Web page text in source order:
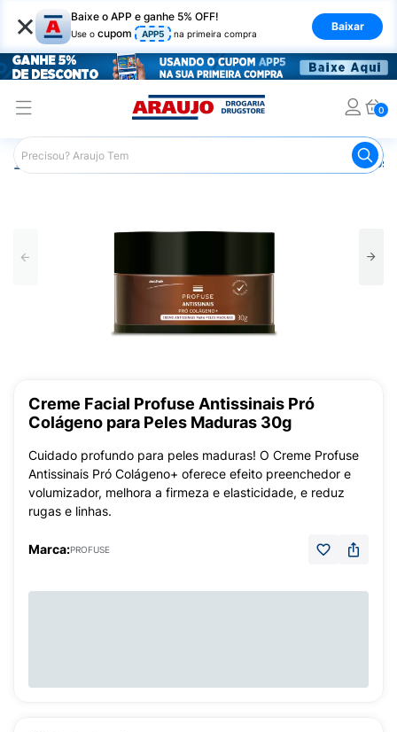
× Baixe o APP e ganhe 5% OFF!
Use o cupom APP5 na primeira compra
Baixar
0
Araujo Dermocosméticos Dermocosméticos para o
Creme Facial Profuse Antissinais Pró
Colágeno para Peles Maduras 30g
Cuidado profundo para peles maduras! O Creme Profuse
Antissinais Pró Colágeno+ oferece efeito preenchedor e
volumizador, melhora a firmeza e elasticidade, e reduz
rugas e linhas.
Marca:PROFUSE